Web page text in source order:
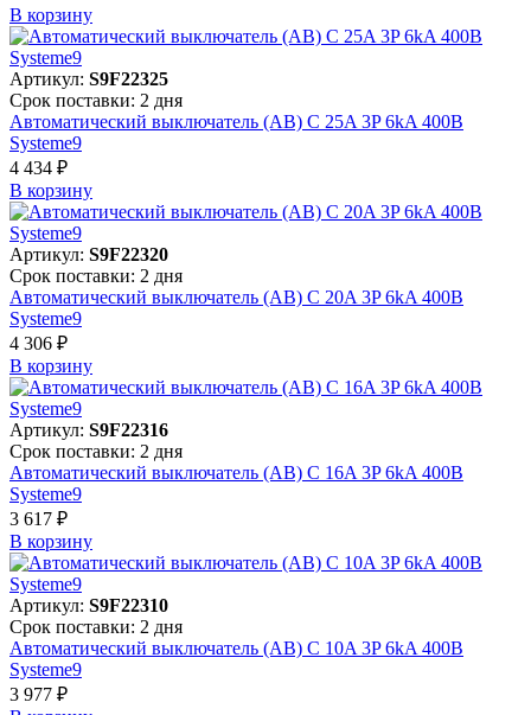
В корзинy
Артикул: S9F22325
Срок поставки: 2 дня
Автоматический выключатель (АВ) C 25A 3P 6kA 400В
Systeme9
4 434 ₽
В корзинy
Артикул: S9F22320
Срок поставки: 2 дня
Автоматический выключатель (АВ) C 20A 3P 6kA 400В
Systeme9
4 306 ₽
В корзинy
Артикул: S9F22316
Срок поставки: 2 дня
Автоматический выключатель (АВ) C 16A 3P 6kA 400В
Systeme9
3 617 ₽
В корзинy
Артикул: S9F22310
Срок поставки: 2 дня
Автоматический выключатель (АВ) C 10A 3P 6kA 400В
Systeme9
3 977 ₽